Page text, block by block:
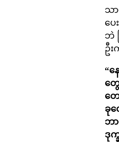
သ
ပ
ဘဲ
ဦး
“
တွ
တ
ခု
ဘ
ဒု